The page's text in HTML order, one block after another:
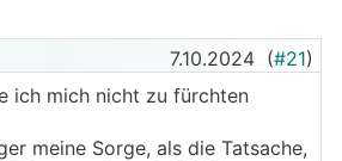
7.10.2024 (#21)
ich mich nicht zu fürchten
meine Sorge, als die Tatsache,